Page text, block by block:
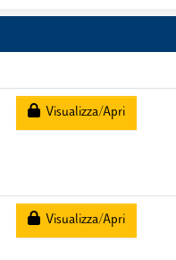
Visualizza/Apri
Visualizza/Apri